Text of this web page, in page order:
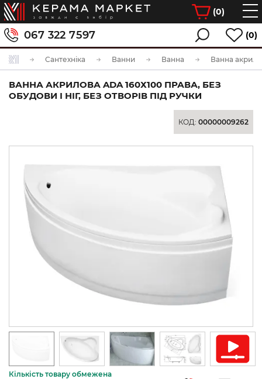
(0)
067 322 7597 (0)
Сантехніка Ванни Ванна
ВАННА АКРИЛОВА ADA 160Х100 ПРАВА, БЕЗ
ОБУДОВИ І НІГ, БЕЗ ОТВОРІВ ПІД РУЧКИ
КОД: 00000009262
Кількість товару обмежена